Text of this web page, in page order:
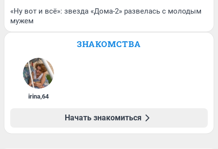
«Ну вот и всё»: звезда «Дома-2» развелась с молодым
мужем
ЗНАКОМСТВА
irina,64
Начать знакомиться